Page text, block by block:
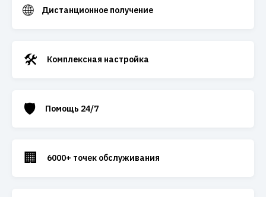
🌐 Дистанционное получение
🛠️ Комплексная настройка
🛡️ Помощь 24/7
🏢 6000+ точек обслуживания